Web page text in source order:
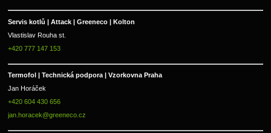
Servis kotlů | Attack | Greeneco | Kolton
Vlastislav Rouha st.
+420 777 147 153
Termofol | Technická podpora | Vzorkovna Praha
Jan Horáček
+420 604 430 656
jan.horacek@greeneco.cz